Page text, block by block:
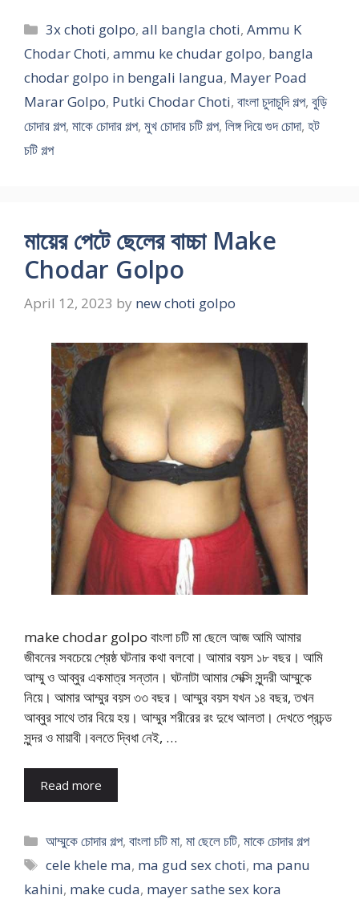
Categories
3x choti golpo,all bangla choti,Ammu K
Chodar Choti, ammu ke chudar golpo, bangla
chodar golpo in bengali langua, Mayer Poad
Marar Golpo, Putki Chodar Choti, বাংলা চুদাচুদি গল্প, বুড়ি
চোদার গল্প, মাকে চোদার গল্প, মুখ চোদার চটি গল্প, লিঙ্গ দিয়ে গুদ চোদা, হট
চটি গল্প
মায়ের পেটে ছেলের বাচ্চা Make
Chodar Golpo
April 12, 2023 by new choti golpo
make chodar golpo বাংলা চটি মা ছেলে আজ আমি আমার
জীবনের সবচেয়ে শ্রেষ্ঠ ঘটনার কথা বলবো। আমার বয়স ১৮ বছর। আমি
আম্মু ও আব্বুর একমাত্র সন্তান। ঘটনাটা আমার সেক্সি সুন্দরী আম্মুকে
নিয়ে। আমার আম্মুর বয়স ৩৩ বছর। আম্মুর বয়স যখন ১৪ বছর, তখন
আব্বুর সাথে তার বিয়ে হয়। আম্মুর শরীরের রং দুধে আলতা। দেখতে প্রচন্ড
সুন্দর ও মায়াবী।বলতে দ্বিধা নেই, …
Read more
Categories
আম্মুকে চোদার গল্প,বাংলা চটি মা,মা ছেলে চটি,মাকে চোদার গল্প
Tags
cele khele ma, ma gud sex choti, ma panu
kahini, make cuda, mayer sathe sex kora